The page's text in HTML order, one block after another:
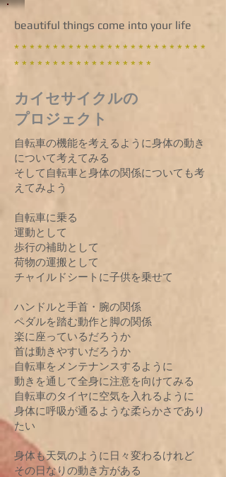
beautiful things come into your life
* * * * * * * * * * * * * * * * * * * * * * * * *
* * * * * * * * * * * * * * * * * *
カイセサイクルの
プロジェクト
自転車の機能を考えるように身体の動き
について考えてみる
そして自転車と身体の関係についても考
えてみよう
自転車に乗る
運動として
歩行の補助として
荷物の運搬として
チャイルドシートに子供を乗せて
ハンドルと手首・腕の関係
ペダルを踏む動作と脚の関係
楽に座っているだろうか
首は動きやすいだろうか
自転車をメンテナンスするように
動きを通して全身に注意を向けてみる
自転車のタイヤに空気を入れるように
身体に呼吸が通るような柔らかさであり
たい
身体も天気のように日々変わるけれど
その日なりの動き方がある​